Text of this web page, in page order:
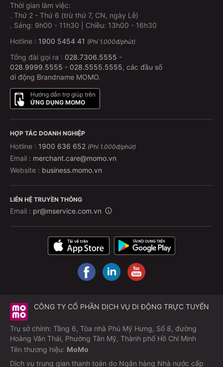
Thời gian làm việc:
. Thứ 2 - Thứ 6 (trừ thứ 7, CN, ngày Lễ)
. Sáng: 9h00 - 11h30 | Chiều: 13h00 - 16h30
Hotline : 1900 5454 41 (Phí 1.000đ/phút)
Tổng đài gọi ra : 028.7306.5555 -
028.9999.5555 - 028.5555.5555, các đầu số
di động Brandname MOMO.
Hướng dẫn trợ giúp trên
ỨNG DỤNG MOMO
HỢP TÁC DOANH NGHIỆP
Hotline : 1900 636 652 (Phí 1.000đ/phút)
Email : merchant.care@momo.vn
Website : business.momo.vn
LIÊN HỆ TRUYỀN THÔNG
Email : pr@mservice.com.vn
CÔNG TY CỔ PHẦN DỊCH VỤ DI ĐỘNG TRỰC TUYẾN
Trụ sở chính: Tầng 6, Tòa nhà Phú Mỹ Hưng, Số 8, đường
Hoàng Văn Thái, Phường Tân Mỹ, Thành phố Hồ Chí Minh
Tên thương hiệu: MoMo
Dịch vụ trung gian thanh toán do Ngân hàng Nhà nước cấp